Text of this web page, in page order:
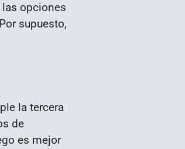
opciones
supuesto,
la tercera
de
es mejor